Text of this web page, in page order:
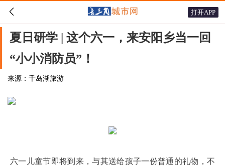
 打开APP
夏日研学 | 这个六一，来安阳乡当一回
“小小消防员”！
来源：千岛湖旅游
六一儿童节即将到来，与其送给孩子一份普通的礼物，不